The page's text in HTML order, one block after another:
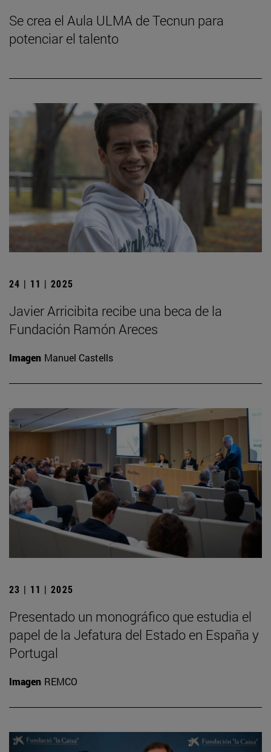
Se crea el Aula ULMA de Tecnun para
potenciar el talento
24 | 11 | 2025
Javier Arricibita recibe una beca de la
Fundación Ramón Areces
Imagen Manuel Castells
23 | 11 | 2025
Presentado un monográfico que estudia el
papel de la Jefatura del Estado en España y
Portugal
Imagen REMCO